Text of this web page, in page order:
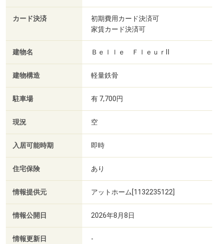
カード決済
初期費用カード決済可
家賃カード決済可
建物名 Ｂｅｌｌｅ ＦｌｅｕｒⅡ
建物構造 軽量鉄骨
駐車場 有 7,700円
現況 空
入居可能時期 即時
住宅保険 あり
情報提供元 アットホーム[1132235122]
情報公開日 2026年8月8日
情報更新日 -